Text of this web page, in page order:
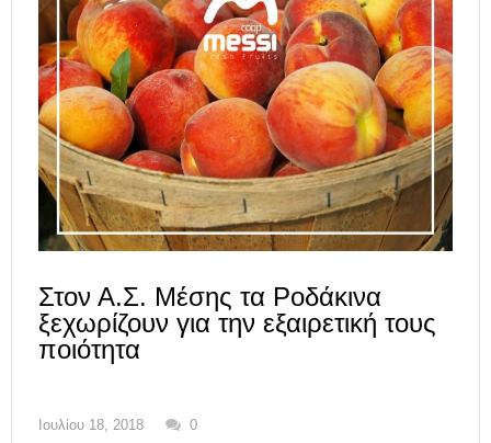
Στον Α.Σ. Μέσης τα Ροδάκινα
ξεχωρίζουν για την εξαιρετική τους
ποιότητα
Ιουλίου 18, 2018 0